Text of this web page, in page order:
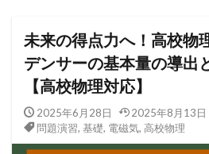
未来の得点力へ！高校物
デンサーの基本量の導出
【高校物理対応】
2025年6月28日 2025年8月13日
問題演習, 基礎, 電磁気, 高校物理